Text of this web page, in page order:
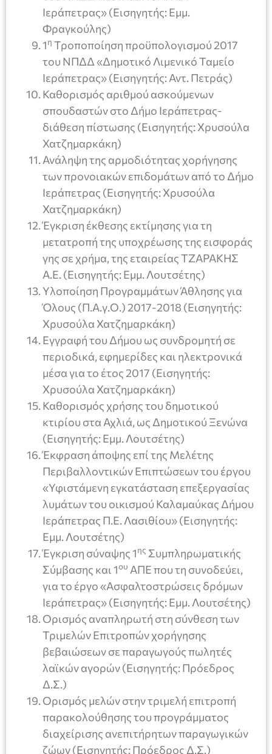
Ιεράπετρας» (Εισηγητής: Εμμ.
Φραγκούλης)
1η Τροποποίηση προϋπολογισμού 2017
του ΝΠΔΔ «Δημοτικό Λιμενικό Ταμείο
Ιεράπετρας» (Εισηγητής: Αντ. Πετράς)
Καθορισμός αριθμού ασκούμενων
σπουδαστών στο Δήμο Ιεράπετρας-
διάθεση πίστωσης (Εισηγητής: Χρυσούλα
Χατζημαρκάκη)
Ανάληψη της αρμοδιότητας χορήγησης
των προνοιακών επιδομάτων από το Δήμο
Ιεράπετρας (Εισηγητής: Χρυσούλα
Χατζημαρκάκη)
Έγκριση έκθεσης εκτίμησης για τη
μετατροπή της υποχρέωσης της εισφοράς
γης σε χρήμα, της εταιρείας ΤΖΑΡΑΚΗΣ
Α.Ε. (Εισηγητής: Εμμ. Λουτσέτης)
Υλοποίηση Προγραμμάτων Άθλησης για
Όλους (Π.Α.γ.Ο.) 2017-2018 (Εισηγητής:
Χρυσούλα Χατζημαρκάκη)
Εγγραφή του Δήμου ως συνδρομητή σε
περιοδικά, εφημερίδες και ηλεκτρονικά
μέσα για το έτος 2017 (Εισηγητής:
Χρυσούλα Χατζημαρκάκη)
Καθορισμός χρήσης του δημοτικού
κτιρίου στα Αχλιά, ως Δημοτικού Ξενώνα
(Εισηγητής: Εμμ. Λουτσέτης)
Έκφραση άποψης επί της Μελέτης
Περιβαλλοντικών Επιπτώσεων του έργου
«Υφιστάμενη εγκατάσταση επεξεργασίας
λυμάτων του οικισμού Καλαμαύκας Δήμου
Ιεράπετρας Π.Ε. Λασιθίου» (Εισηγητής:
Εμμ. Λουτσέτης)
Έγκριση σύναψης 1ης Συμπληρωματικής
Σύμβασης και 1ου ΑΠΕ που τη συνοδεύει,
για το έργο «Ασφαλτοστρώσεις δρόμων
Ιεράπετρας» (Εισηγητής: Εμμ. Λουτσέτης)
Ορισμός αναπληρωτή στη σύνθεση των
Τριμελών Επιτροπών χορήγησης
βεβαιώσεων σε παραγωγούς πωλητές
λαϊκών αγορών (Εισηγητής: Πρόεδρος
Δ.Σ.)
Ορισμός μελών στην τριμελή επιτροπή
παρακολούθησης του προγράμματος
διαχείρισης ανεπιτήρητων παραγωγικών
ζώων (Εισηγητής: Πρόεδρος Δ.Σ.)